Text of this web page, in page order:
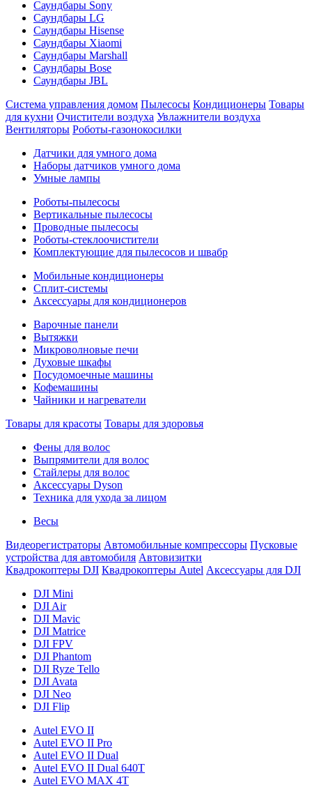
Саундбары Sony
Саундбары LG
Саундбары Hisense
Саундбары Xiaomi
Саундбары Marshall
Саундбары Bose
Саундбары JBL
Система управления домом Пылесосы Кондиционеры Товары
для кухни Очистители воздуха Увлажнители воздуха
Вентиляторы Роботы-газонокосилки
Датчики для умного дома
Наборы датчиков умного дома
Умные лампы
Роботы-пылесосы
Вертикальные пылесосы
Проводные пылесосы
Роботы-стеклоочистители
Комплектующие для пылесосов и швабр
Мобильные кондиционеры
Сплит-системы
Аксессуары для кондиционеров
Варочные панели
Вытяжки
Микроволновые печи
Духовые шкафы
Посудомоечные машины
Кофемашины
Чайники и нагреватели
Товары для красоты Товары для здоровья
Фены для волос
Выпрямители для волос
Стайлеры для волос
Аксессуары Dyson
Техника для ухода за лицом
Весы
Видеорегистраторы Автомобильные компрессоры Пусковые
устройства для автомобиля Автовизитки
Квадрокоптеры DJI Квадрокоптеры Autel Аксессуары для DJI
DJI Mini
DJI Air
DJI Mavic
DJI Matrice
DJI FPV
DJI Phantom
DJI Ryze Tello
DJI Avata
DJI Neo
DJI Flip
Autel EVO II
Autel EVO II Pro
Autel EVO II Dual
Autel EVO II Dual 640T
Autel EVO MAX 4T